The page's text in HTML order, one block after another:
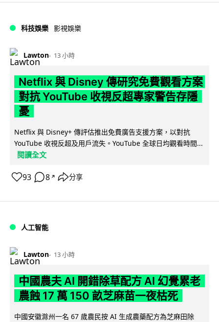
科技娛樂 影視娛樂
Lawton 13 小時
Netflix 與 Disney 傳研究免費觀看方案
對抗 YouTube 收視反超專家警告存隱
憂
Netflix 與 Disney+ 傳評估推出免費廣告支援方案，以對抗
YouTube 收視反超及用戶流失。YouTube 全球日均觀看時間...
閱讀全文
93 8 ↗ 分享
人工智能
Lawton 13 小時
中國農夫 AI 開錯除草配方 AI 幻覺累老
農蝕 17 萬 150 畝芝麻苗一夜枯死
中國安徽滁州一名 67 歲農民按 AI 生成農藥配方為芝麻田除